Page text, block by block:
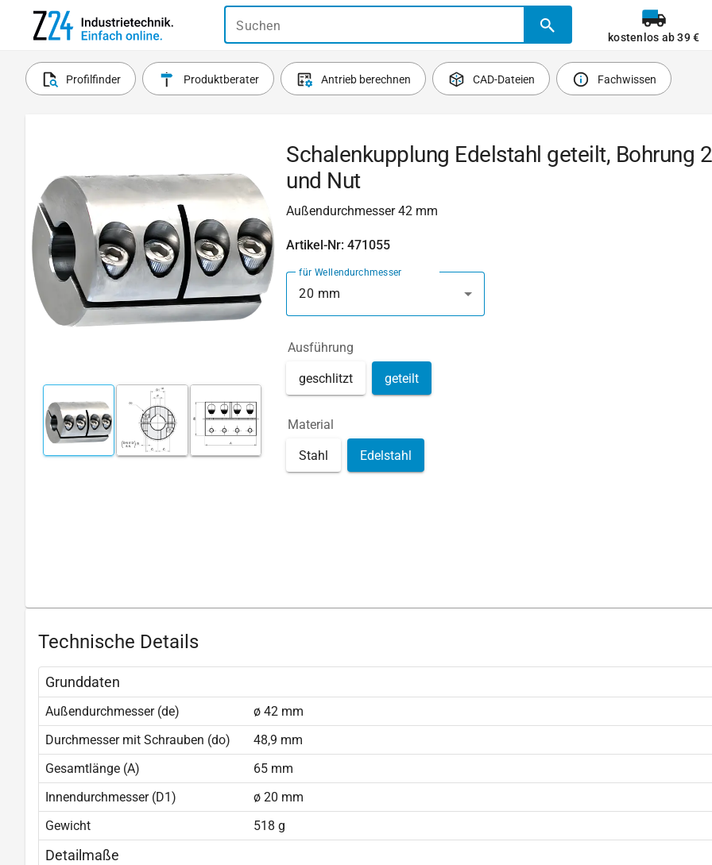
Suchen
kostenlos ab 39 €
Profilfinder Produktberater Antrieb berechnen CAD-Dateien Fachwissen
Schalenkupplung Edelstahl geteilt, Bohrung
und Nut
Außendurchmesser 42 mm
Artikel-Nr: 471055
für Wellendurchmesser
20 mm
Ausführung
geschlitzt geteilt
Material
Stahl Edelstahl
Technische Details
Grunddaten
Außendurchmesser (de)
ø 42 mm
Durchmesser mit Schrauben (do)
48,9 mm
Gesamtlänge (A)
65 mm
Innendurchmesser (D1)
ø 20 mm
Gewicht
518 g
Detailmaße